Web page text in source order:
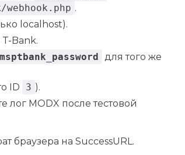
.
localhost).
Bank.
msptbank_password для того же
ID 3 ).
лог MODX после тестовой
браузера на SuccessURL.